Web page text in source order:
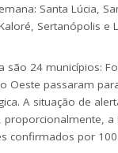
Santa Lúcia,
Sertanópolis e
são 24 municípios:
Oeste passaram
A situação de
proporcionalmente, a
confirmados por